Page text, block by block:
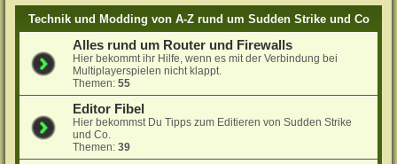
Technik und Modding von A-Z rund um Sudden Strike und Co
Alles rund um Router und Firewalls
Hier bekommt ihr Hilfe, wenn es mit der Verbindung bei
Multiplayerspielen nicht klappt.
Themen:55
Editor Fibel
Hier bekommst Du Tipps zum Editieren von Sudden Strike
und Co.
Themen:39